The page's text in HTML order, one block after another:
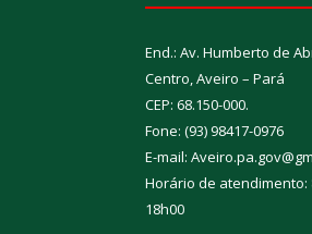
End.: Av. Humberto de
Centro, Aveiro – Pará
CEP: 68.150-000.
Fone: (93) 98417-0976
E-mail:
Horário de atendimento:
18h00